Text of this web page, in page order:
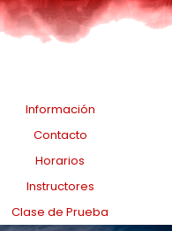
Información
Contacto
Horarios
Instructores
Clase de Prueba